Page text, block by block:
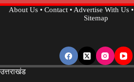
About Us• Contact•Advertise With Us•
Sitemap
उत्तराखंड